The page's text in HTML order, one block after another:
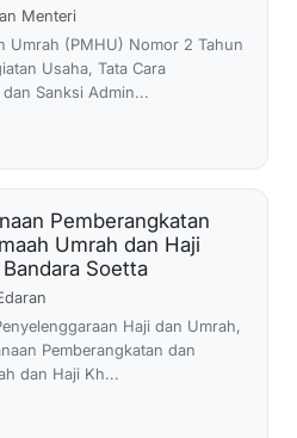
Menteri
Umrah (PMHU) Nomor 2 Tahun
Usaha, Tata Cara
Sanksi Admin...
Pemberangkatan
Umrah dan Haji
Soetta
Haji dan Umrah,
Pemberangkatan dan
dan Haji Kh...